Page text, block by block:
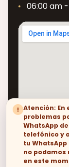
! Atención:
problemas
WhatsApp
telefónico y
tu
no
en este
06:00 am